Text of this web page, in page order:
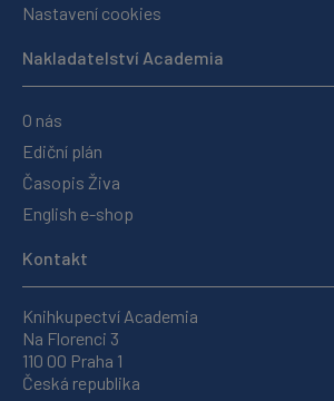
Nastavení cookies
Nakladatelství Academia
O nás
Ediční plán
Časopis Živa
English e-shop
Kontakt
Knihkupectví Academia
Na Florenci 3
110 00 Praha 1
Česká republika